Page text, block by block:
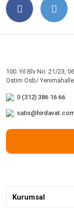
100. Yıl Blv No: 21/23,
Ostim Osb/
0 (312) 386 16 66
Kurumsal